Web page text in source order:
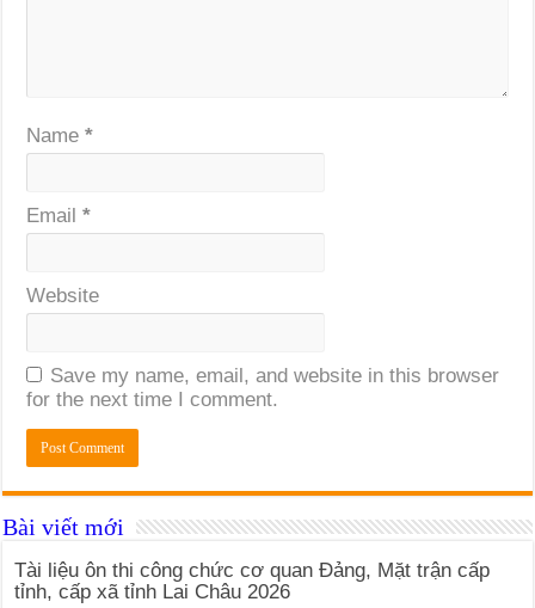
Name*
Email*
Website
Save my name, email, and website in this browser
for the next time I comment.
Bài viết mới
Tài liệu ôn thi công chức cơ quan Đảng, Mặt trận cấp
tỉnh, cấp xã tỉnh Lai Châu 2026